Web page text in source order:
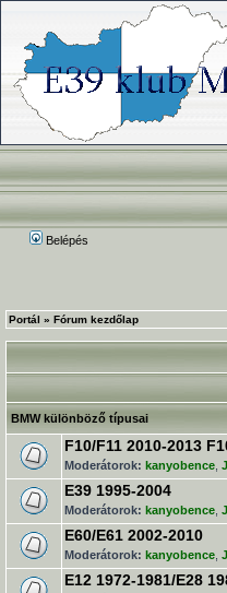
Belépés
Portál » Fórum kezdőlap
BMW különböző típusai
F10/F11 2010-2013
Moderátorok: kanyobence
E39 1995-2004
Moderátorok: kanyobence
E60/E61 2002-2010
Moderátorok: kanyobence
E12 1972-1981/E28